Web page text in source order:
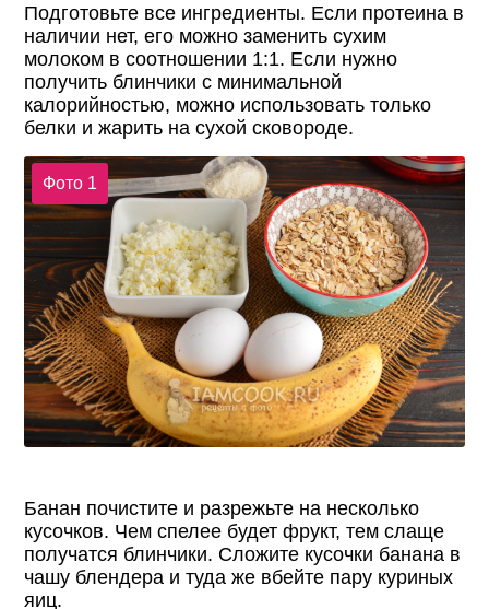
Подготовьте все ингредиенты. Если протеина в
наличии нет, его можно заменить сухим
молоком в соотношении 1:1. Если нужно
получить блинчики с минимальной
калорийностью, можно использовать только
белки и жарить на сухой сковороде.
Фото 1
Банан почистите и разрежьте на несколько
кусочков. Чем спелее будет фрукт, тем слаще
получатся блинчики. Сложите кусочки банана в
чашу блендера и туда же вбейте пару куриных
яиц.